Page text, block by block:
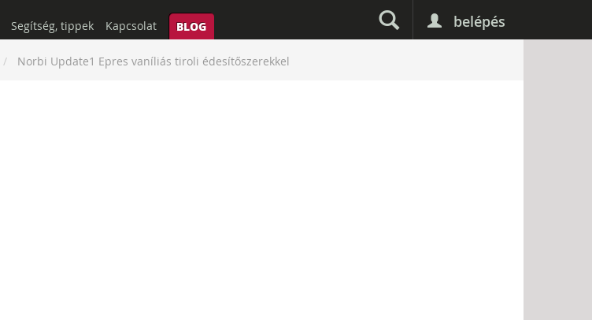
belépés
Segítség, tippek Kapcsolat BLOG
Norbi Update1 Epres vaníliás tiroli édesítőszerekkel